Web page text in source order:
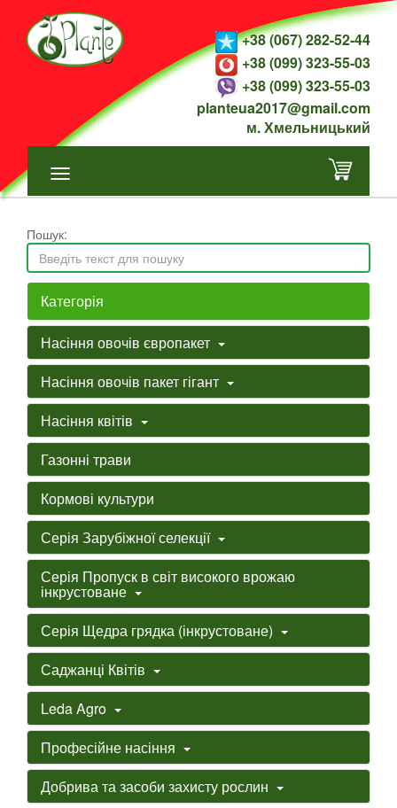
+38 (067) 282-52-44
+38 (099) 323-55-03
+38 (099) 323-55-03
planteua2017@gmail.com
м. Хмельницький
Пошук:
Категорія
Насіння овочів європакет
Насіння овочів пакет гігант
Насіння квітів
Газонні трави
Кормові культури
Серія Зарубіжної селекції
Серія Пропуск в світ високого врожаю
інкрустоване
Серія Щедра грядка (інкрустоване)
Саджанці Квітів
Leda Agro
Професійне насіння
Добрива та засоби захисту рослин